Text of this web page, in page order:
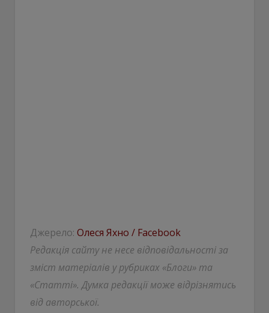
Джерело: Олеся Яхно / Facebook
Редакція сайту не несе відповідальності за
зміст матеріалів у рубриках «Блоги» та
«Статті». Думка редакції може відрізнятись
від авторської.